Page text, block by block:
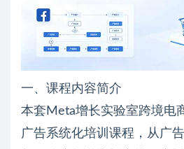
一、课程内容简介
本套Meta增长实验室跨境电
广告系统化培训课程，从广